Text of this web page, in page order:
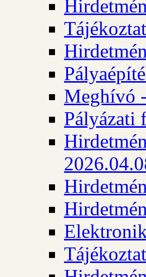
Meghívó
Pályázati